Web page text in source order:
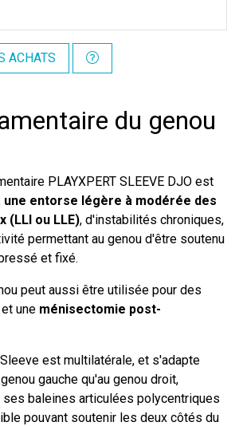
ACHATS
du genou
PLAYXPERT SLEEVE DJO est
entorse légère à modérée des
(LLI ou LLE), d'instabilités chroniques,
permettant au genou d'être soutenu
et fixé.
peut aussi être utilisée pour des
et une ménisectomie post-
est multilatérale, et s'adapte
gauche qu'au genou droit,
ses baleines articulées polycentriques
pouvant soutenir les deux côtés du